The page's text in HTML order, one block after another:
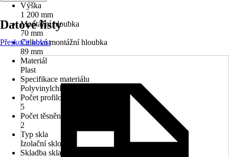
Výška
1 200 mm
Montážní hloubka
70 mm
Celková montážní hloubka
89 mm
Materiál
Plast
Specifikace materiálu
Polyvinylchlorid (PVC)
Počet profilových komor
5
Počet těsnění
2
Typ skla
Izolační sklo
Skladba skla
Datové listy
Přeskočit oblast